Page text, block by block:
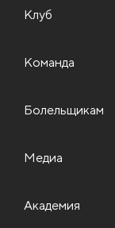
Клуб
Команда
Болельщикам
Медиа
Академия